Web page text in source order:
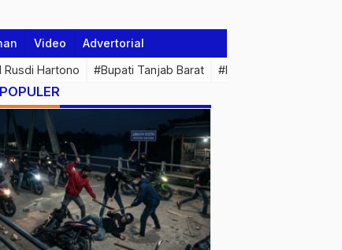
Video Advertorial
Rusdi Hartono #Bupati Tanjab Barat #Pemprov Jambi